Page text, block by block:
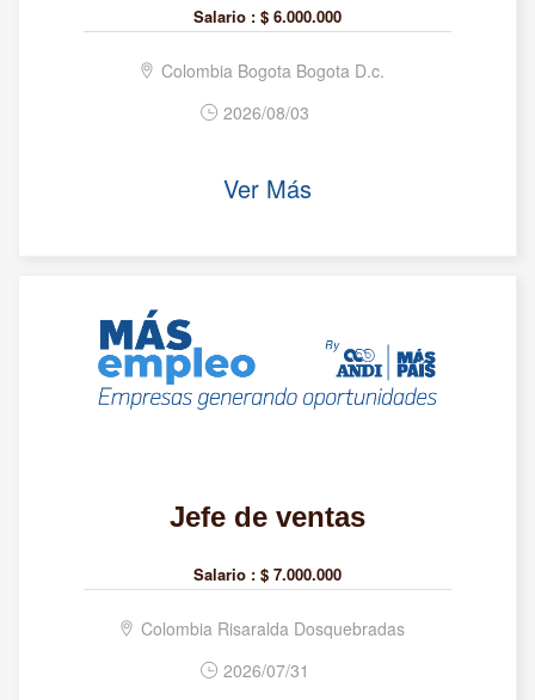
Salario : $ 6.000.000
Colombia Bogota Bogota D.c.
2026/08/03
Ver Más
Jefe de ventas
Salario : $ 7.000.000
Colombia Risaralda Dosquebradas
2026/07/31